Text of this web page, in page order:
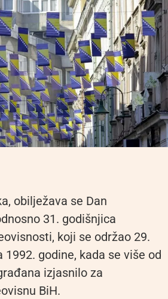
obilježava se Dan
31. godišnjica
koji se održao 29.
1992. godine, kada se više od
izjasnilo za
BiH.